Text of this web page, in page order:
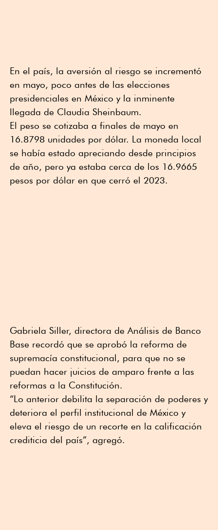
En el país, la aversión al riesgo se incrementó
en mayo, poco antes de las elecciones
presidenciales en México y la inminente
llegada de Claudia Sheinbaum.
El peso se cotizaba a finales de mayo en
16.8798 unidades por dólar. La moneda local
se había estado apreciando desde principios
de año, pero ya estaba cerca de los 16.9665
pesos por dólar en que cerró el 2023.
Gabriela Siller, directora de Análisis de Banco
Base recordó que se aprobó la reforma de
supremacía constitucional, para que no se
puedan hacer juicios de amparo frente a las
reformas a la Constitución.
“Lo anterior debilita la separación de poderes y
deteriora el perfil institucional de México y
eleva el riesgo de un recorte en la calificación
crediticia del país”, agregó.